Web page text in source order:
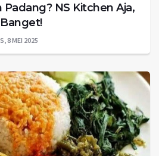
NS Kitchen Aja,
8 MEI 2025